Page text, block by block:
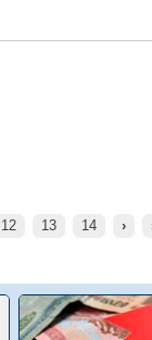
12 13 14 ›